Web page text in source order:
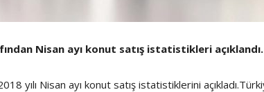
Nisan ayı konut satış istatistikleri açıklandı.
yılı Nisan ayı konut satış istatistiklerini